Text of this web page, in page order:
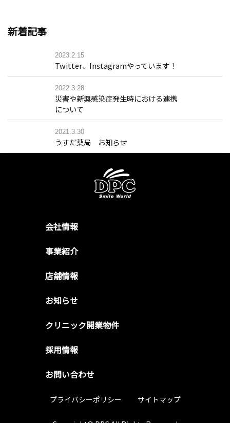
新着記事
2023.2.15
Twitter、Instagramやっています！
2022.3.28
災害や新興感染症発生時における連携
について
2021.3.30
うすだ薬局 お知らせ
会社情報
事業紹介
店舗情報
お知らせ
クリニック開業物件
採用情報
お問い合わせ
プライバシーポリシー サイトマップ